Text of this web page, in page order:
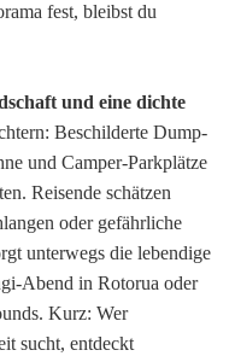
fest, bleibst du
und eine dichte
Beschilderte Dump-
und Camper-Parkplätze
Reisende schätzen
oder gefährliche
unterwegs die lebendige
Abend in Rotorua oder
Kurz: Wer
sucht, entdeckt